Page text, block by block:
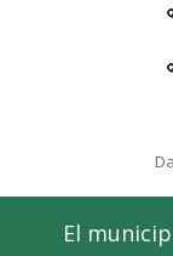
El